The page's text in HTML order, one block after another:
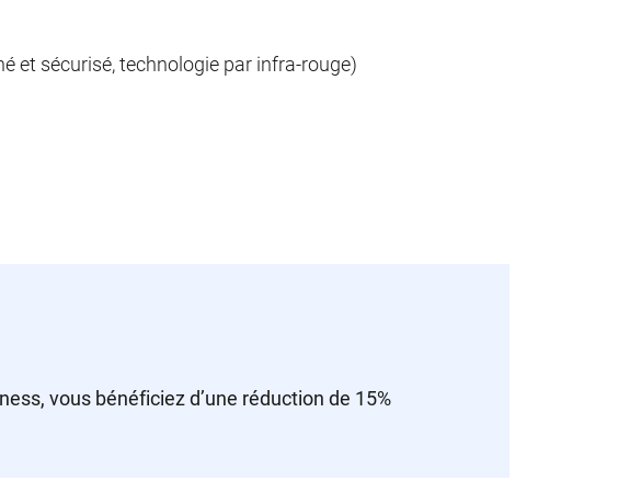
et sécurisé, technologie par infra-rouge)
vous bénéficiez d’une réduction de 15%